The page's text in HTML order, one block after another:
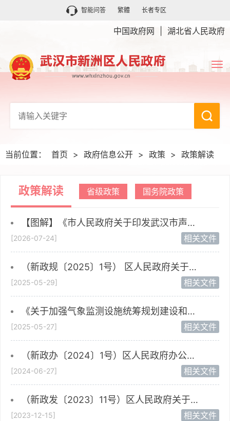
智能问答 繁體 长者专区
中国政府网 湖北省人民政府
当前位置： 首页 > 政府信息公开 > 政策 > 政策解读
政策解读 省级政策 国务院政策
【图解】《市人民政府关于印发武汉市声环境功能区类别规定（2026年版）的通知》政策解读
[2026-07-24] 相关文件
（新政规〔2025〕1号） 区人民政府关于印发新洲区区级储备粮油管理办法的解读
[2025-05-29] 相关文件
《关于加强气象监测设施统筹规划建设和资源共享管理工作的通知》的政策解读
[2025-05-27] 相关文件
（新政办〔2024〕1号）区人民政府办公室关于做好 2024年省、市、区《政府工作报告》确定的主要目标任务责任分解工作的通知
[2024-06-27] 相关文件
（新政发〔2023〕11号）区人民政府关于公布我区2023年新增三级保护古树目录的通告的政策解读
[2023-12-15] 相关文件